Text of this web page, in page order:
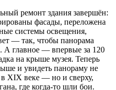
ремонт здания завершён:
фасады, переложена
системы освещения,
— так, чтобы панорама
А главное — впервые за 120
на крыше музея. Теперь
и увидеть панораму не
XIX веке — но и сверху,
где когда-то шли бои.